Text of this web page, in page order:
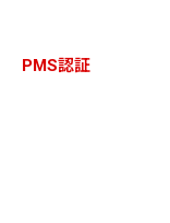
PMS認証